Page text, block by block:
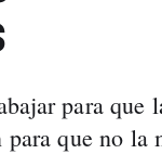
para que
que no la